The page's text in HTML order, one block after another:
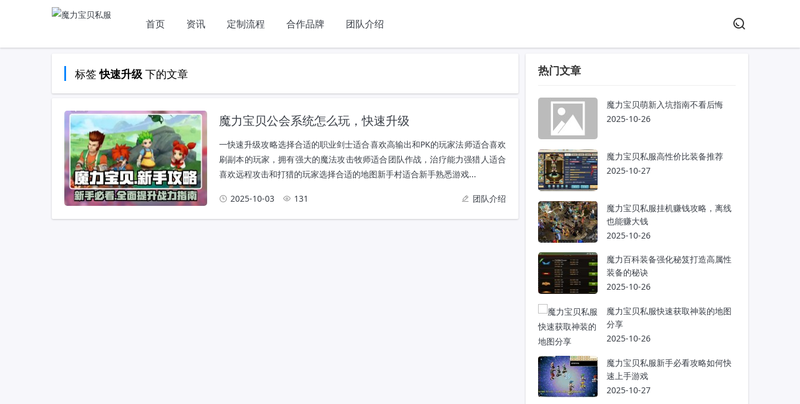
首页 资讯 定制流程 合作品牌 团队介绍
标签快速升级下的文章
魔力宝贝公会系统怎么玩，快速升级
一快速升级攻略选择合适的职业剑士适合喜欢高输出和PK的玩家法师适合喜欢
刷副本的玩家，拥有强大的魔法攻击牧师适合团队作战，治疗能力强猎人适合
喜欢远程攻击和打猎的玩家选择合适的地图新手村适合新手熟悉游戏...
2025-10-03 131 团队介绍
热门文章
魔力宝贝萌新入坑指南不看后悔
2025-10-26
魔力宝贝私服高性价比装备推荐
2025-10-27
魔力宝贝私服挂机赚钱攻略，离线
也能赚大钱
2025-10-26
魔力百科装备强化秘笈打造高属性
装备的秘诀
2025-10-26
魔力宝贝私服快速获取神装的地图
分享
2025-10-26
魔力宝贝私服新手必看攻略如何快
速上手游戏
2025-10-27